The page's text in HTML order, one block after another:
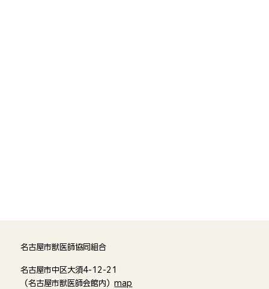
名古屋市獣医師協同組合
名古屋市中区大須4-12-21
（名古屋市獣医師会館内）map